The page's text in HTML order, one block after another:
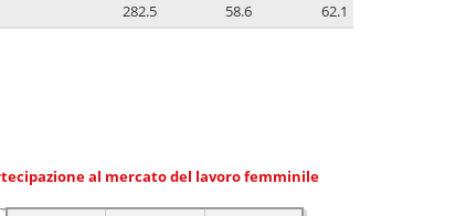
282.5 58.6 62.1
al mercato del lavoro femminile